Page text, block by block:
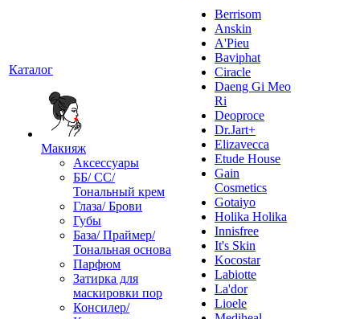
Каталог
Макияж
Аксессуары
ББ/ СС/
Тональный крем
Глаза/ Брови
Губы
База/ Праймер/
Тональная основа
Парфюм
Затирка для
маскировки пор
Консилер/
Berrisom
Anskin
A'Pieu
Baviphat
Ciracle
Daeng Gi Meo
Ri
Deoproce
Dr.Jart+
Elizavecca
Etude House
Gain
Cosmetics
Gotaiyo
Holika Holika
Innisfree
It's Skin
Kocostar
Labiotte
La'dor
Lioele